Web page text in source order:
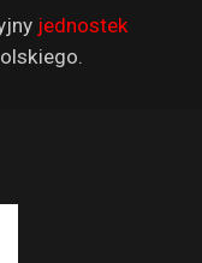
jednostek